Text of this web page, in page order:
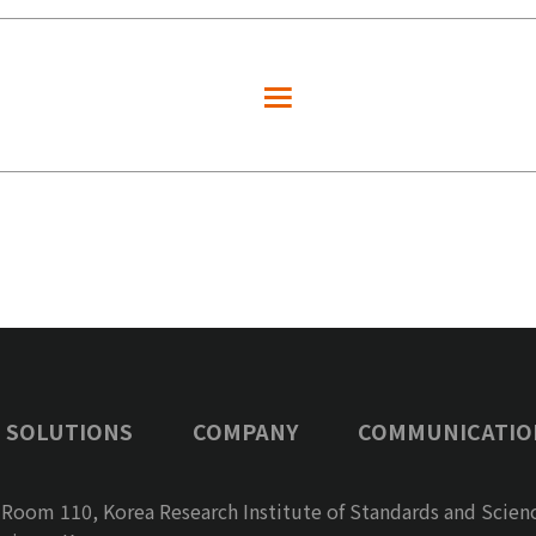
SOLUTIONS COMPANY
110, Korea Research Institute of Standards and